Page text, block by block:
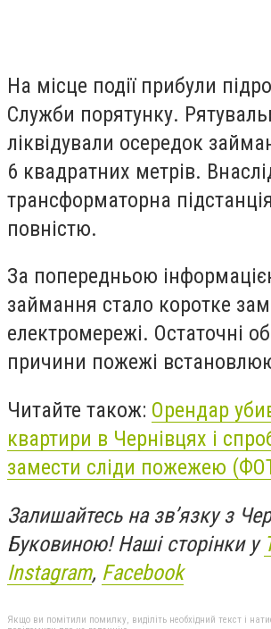
На місце події прибули
Служби порятунку.
ліквідували осередок
6 квадратних метрів.
трансформаторна
повністю.
За попередньою
займання стало коротке
електромережі. Остаточні
причини пожежі
Читайте також: Орендар
квартири в Чернівцях і
замести сліди пожежею
Залишайтесь на зв’язку з
Буковиною! Наші сторінки у
Instagram, Facebook
Якщо ви помітили помилку, виділіть необхідний текст і